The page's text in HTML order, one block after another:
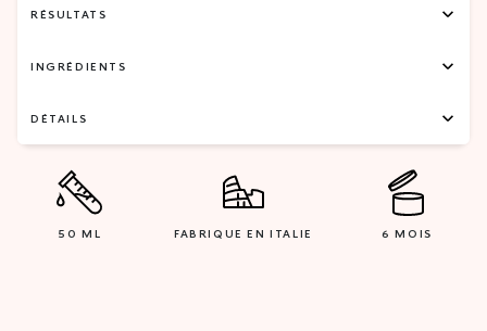
RÉSULTATS
INGRÉDIENTS
DÉTAILS
50 ML FABRIQUE EN ITALIE 6 MOIS